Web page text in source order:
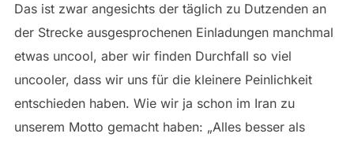
Das ist zwar angesichts der täglich zu Dutzenden an
der Strecke ausgesprochenen Einladungen manchmal
etwas uncool, aber wir finden Durchfall so viel
uncooler, dass wir uns für die kleinere Peinlichkeit
entschieden haben. Wie wir ja schon im Iran zu
unserem Motto gemacht haben: „Alles besser als